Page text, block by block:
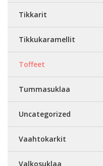
Tikkarit
Tikkukaramellit
Toffeet
Tummasuklaa
Uncategorized
Vaahtokarkit
Valkosuklaa